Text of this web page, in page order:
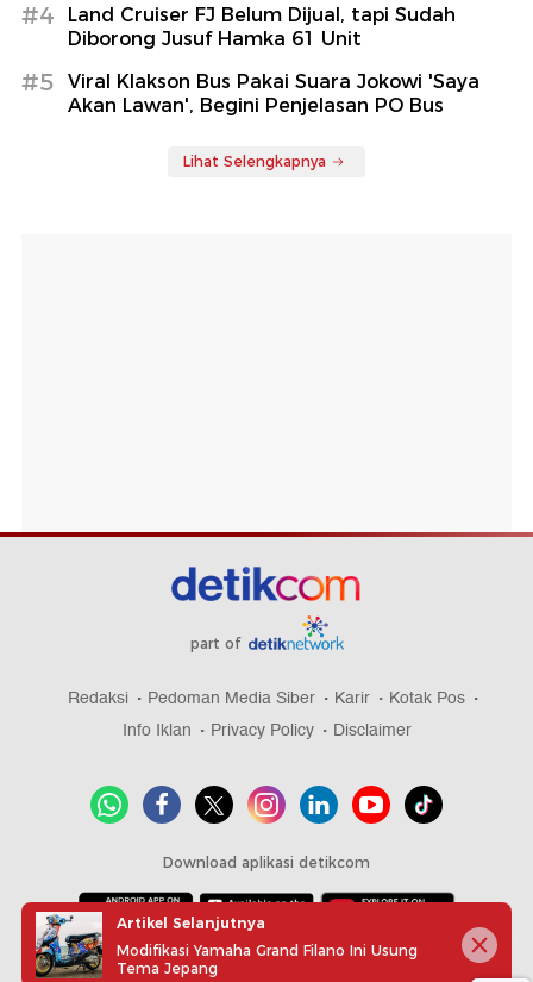
#4
Land Cruiser FJ Belum Dijual, tapi Sudah
Diborong Jusuf Hamka 61 Unit
#5
Viral Klakson Bus Pakai Suara Jokowi 'Saya
Akan Lawan', Begini Penjelasan PO Bus
Lihat Selengkapnya
part of
Redaksi Pedoman Media Siber Karir
Kotak Pos
Info Iklan
Privacy Policy Disclaimer
Download aplikasi detikcom
Copyright @ 2026 detikcom, All right reserved
Artikel Selanjutnya
Modifikasi Yamaha Grand Filano Ini Usung
Tema Jepang